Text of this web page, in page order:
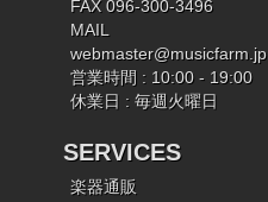
FAX 096-300-3496
MAIL
webmaster@musicfarm.jp
営業時間 : 10:00 - 19:00
休業日 : 毎週火曜日
SERVICES
楽器通販